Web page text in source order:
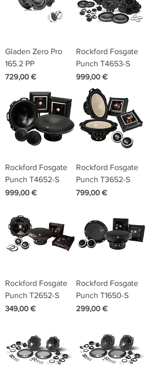
Gladen Zero Pro
165.2 PP
Preis
729,00 €
Rockford Fosgate
Punch T4653-S
Preis
999,00 €
Rockford Fosgate
Punch T4652-S
Preis
999,00 €
Rockford Fosgate
Punch T3652-S
Preis
799,00 €
Rockford Fosgate
Punch T2652-S
Preis
349,00 €
Rockford Fosgate
Punch T1650-S
Preis
299,00 €